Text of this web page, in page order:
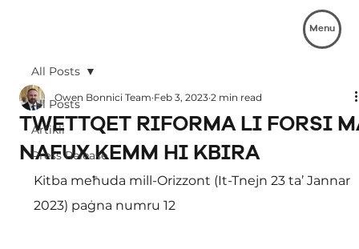
Menu
All Posts
Artikli
Press Release
All Posts
TWETTQET RIFORMA LI FORSI
NAFUX KEMM HI KBIRA
Owen Bonnici Team Feb 3, 2023 2 min read
Kitba meħuda mill-Orizzont (It-Tnejn 23 ta’ Jannar
2023) paġna numru 12